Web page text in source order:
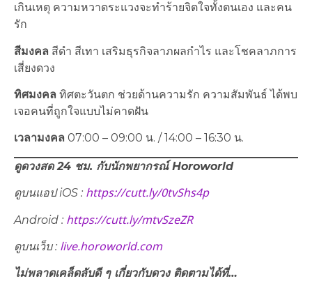
เกินเหตุ ความหวาดระแวงจะทำร้ายจิตใจทั้งตนเอง และคน
รัก
สีมงคล สีดำ สีเทา เสริมธุรกิจลาภผลกำไร และโชคลาภการ
เสี่ยงดวง
ทิศมงคล ทิศตะวันตก ช่วยด้านความรัก ความสัมพันธ์ ได้พบ
เจอคนที่ถูกใจแบบไม่คาดฝัน
เวลามงคล 07:00 – 09:00 น. / 14:00 – 16:30 น.
ดูดวงสด 24 ชม. กับนักพยากรณ์Horoworld
ดูบนแอปiOS : https://cutt.ly/0tvShs4p
Android : https://cutt.ly/mtvSzeZR
ดูบนเว็บ: live.horoworld.com
ไม่พลาดเคล็ดลับดี ๆ เกี่ยวกับดวง ติดตามได้ที่…